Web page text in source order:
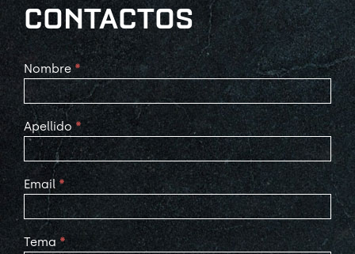
CONTACTOS
Contact
Us
Nombre *
Apellido *
Email *
Tema *